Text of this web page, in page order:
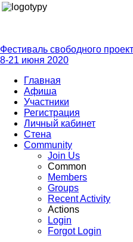
Фестиваль свободного
8-21 июня 2020
Главная
Афиша
Участники
Регистрация
Личный кабинет
Стена
Community
Join Us
Common
Members
Groups
Recent Activity
Actions
Login
Forgot Login